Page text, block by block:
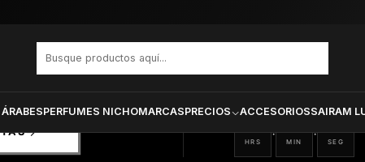
PERFUMES NICHOMARCASPRECIOS ACCESORIOSSAIRAM
14 Pro Max 617930359193
02
HRS
: 57
MIN
: 52
SEG